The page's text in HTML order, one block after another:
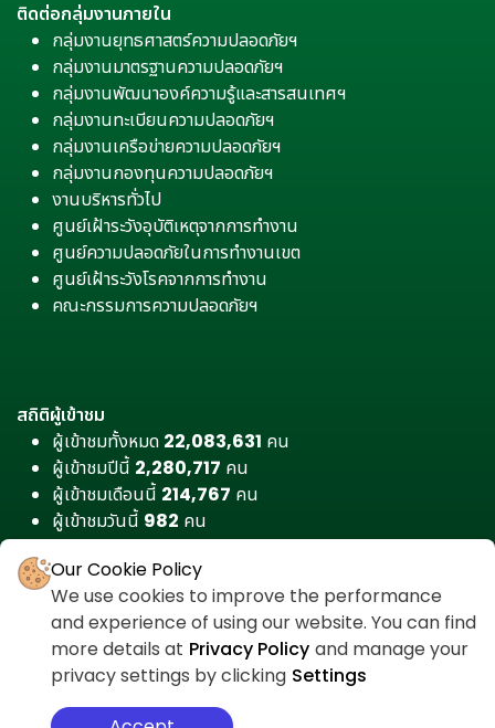
ติดต่อกลุ่มงานภายใน
กลุ่มงานยุทธศาสตร์ความปลอดภัยฯ
กลุ่มงานมาตรฐานความปลอดภัยฯ
กลุ่มงานพัฒนาองค์ความรู้และสารสนเทศฯ
กลุ่มงานทะเบียนความปลอดภัยฯ
กลุ่มงานเครือข่ายความปลอดภัยฯ
กลุ่มงานกองทุนความปลอดภัยฯ
งานบริหารทั่วไป
ศูนย์เฝ้าระวังอุบัติเหตุจากการทำงาน
ศูนย์ความปลอดภัยในการทำงานเขต
ศูนย์เฝ้าระวังโรคจากการทำงาน
คณะกรรมการความปลอดภัยฯ
สถิติผู้เข้าชม
ผู้เข้าชมทั้งหมด 22,083,631 คน
ผู้เข้าชมปีนี้ 2,280,717 คน
ผู้เข้าชมเดือนนี้ 214,767 คน
ผู้เข้าชมวันนี้ 982 คน
Our Cookie Policy
We use cookies to improve the performance
and experience of using our website. You can find
more details at Privacy Policy and manage your
privacy settings by clicking Settings